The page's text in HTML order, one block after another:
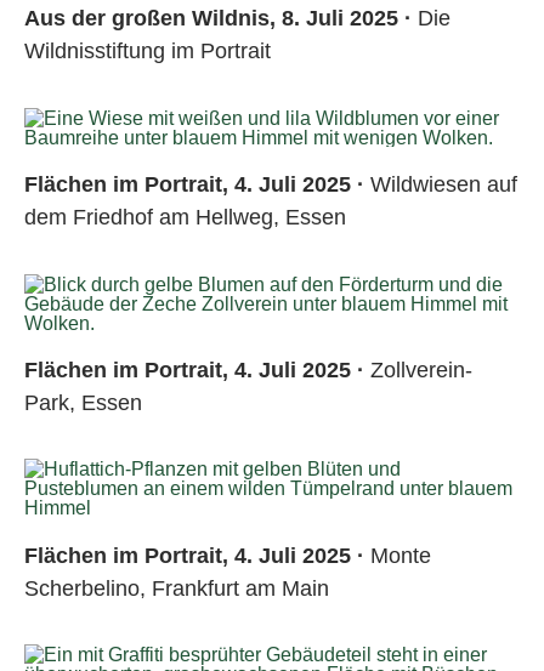
Aus der großen Wildnis, 8. Juli 2025 · Die
Wildnisstiftung im Portrait
Flächen im Portrait, 4. Juli 2025 · Wildwiesen auf
dem Friedhof am Hellweg, Essen
Flächen im Portrait, 4. Juli 2025 · Zollverein-
Park, Essen
Flächen im Portrait, 4. Juli 2025 · Monte
Scherbelino, Frankfurt am Main